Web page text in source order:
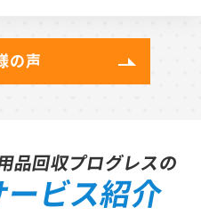
の声
品回収プログレスの
ービス紹介